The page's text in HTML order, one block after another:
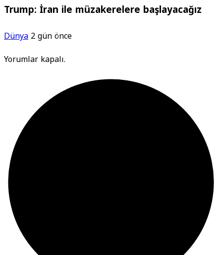
Trump: İran ile müzakerelere başlayacağız
Dünya2 gün önce
Yorumlar kapalı.